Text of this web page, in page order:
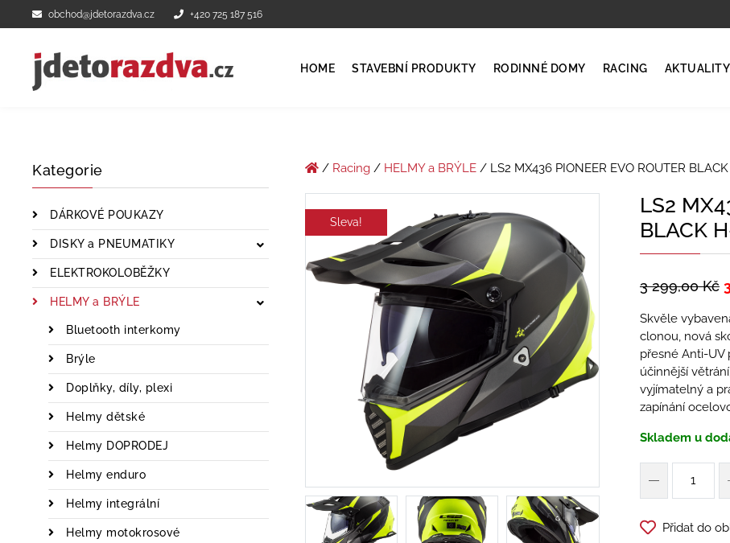
obchod@jdetorazdva.cz +420 725 187 516
HOME STAVEBNÍ PRODUKTY RODINNÉ DOMY RACING AKTUALITY
Kategorie
DÁRKOVÉ POUKAZY
DISKY a PNEUMATIKY
ELEKTROKOLOBĚŽKY
HELMY a BRÝLE
Bluetooth interkomy
Brýle
Doplňky, díly, plexi
Helmy dětské
Helmy DOPRODEJ
Helmy enduro
Helmy integrální
Helmy motokrosové
/ Racing/ HELMY a BRÝLE/ LS2 MX436 PIONEER EVO ROUTER
Sleva!
LS2
BLACK
3 299,00Kč
Skvěle
clonou, nová
přesné Anti-UV
účinnější
vyjímatelný a
zapínání
Skladem u
Přidat do